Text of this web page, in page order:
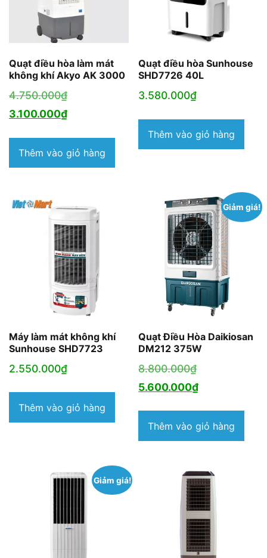
Quạt điều hòa làm mát
không khí Akyo AK 3000
4.750.000₫Giá
gốc
4.750.000₫.
3.100.000₫Giá
tại
là:
Thêm vào giỏ hàng
Quạt điều hòa Sunhouse
SHD7726 40L
3.580.000₫
Thêm vào giỏ hàng
Máy làm mát không khí
Sunhouse SHD7723
2.550.000₫
Thêm vào giỏ hàng
Giảm giá!
Quạt Điều Hòa Daikiosan
DM212 375W
8.800.000₫Giá
gốc
8.800.000₫.
5.600.000₫Giá
tại
là:
Thêm vào giỏ hàng
Giảm giá!